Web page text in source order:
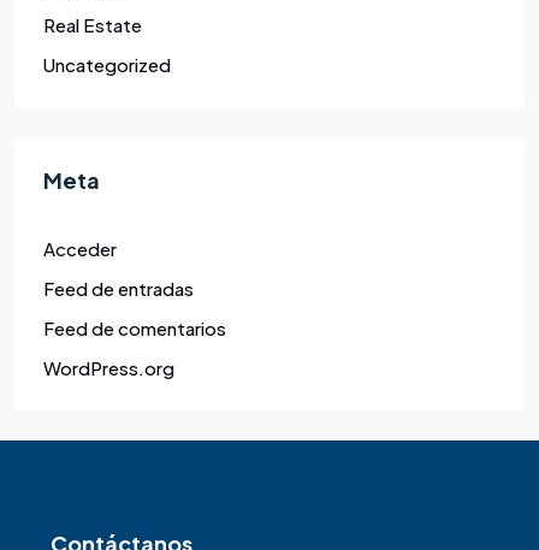
Real Estate
Uncategorized
Meta
Acceder
Feed de entradas
Feed de comentarios
WordPress.org
Contáctanos